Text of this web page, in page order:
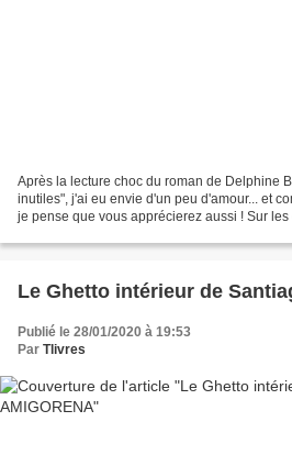
Après la lecture choc du roman de Delphine
inutiles", j'ai eu envie d'un peu d'amour... et
je pense que vous apprécierez aussi ! Sur
Le Ghetto intérieur de
Publié le 28/01/2020 à 19:53
Par Tlivres